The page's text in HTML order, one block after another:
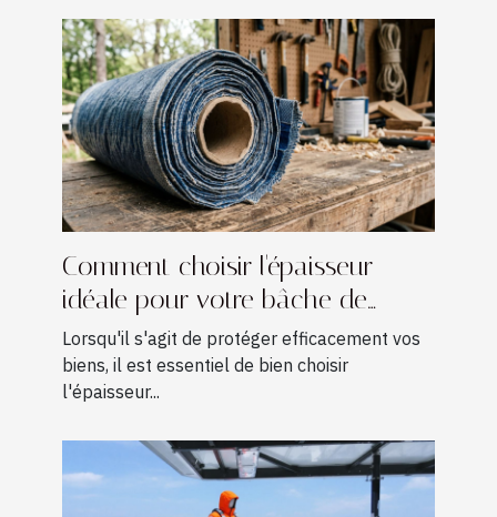
Comment choisir l'épaisseur
idéale pour votre bâche de
protection ?
Lorsqu'il s'agit de protéger efficacement vos
biens, il est essentiel de bien choisir
l'épaisseur...